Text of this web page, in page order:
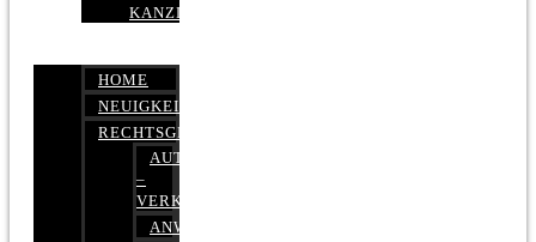
KANZLEI
HOME
NEUIGKEITEN
RECHTSGEBIETE
AUTOBETRUG
–
VERKEHRSRECHT
ANWALTSHAFTUNGSRECHT